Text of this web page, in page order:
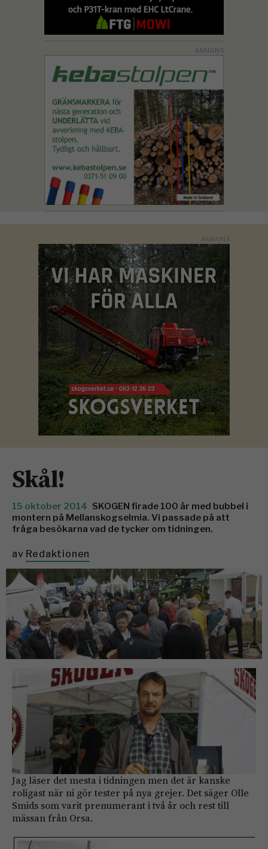
Skål!
15 oktober 2014 SKOGEN firade 100 år med bubbel i
montern på Mellanskogselmia. Vi passade på att
fråga besökarna vad de tycker om tidningen.
av Redaktionen
Jag läser det mesta i tidningen men det är kanske
roligast när ni gör tester på nya grejer. Det säger Olle
Smids som varit prenumerant i två år och rest till
mässan från Orsa.